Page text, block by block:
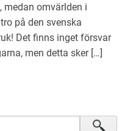
medan omvärlden i
på den svenska
Det finns inget försvar
men detta sker […]